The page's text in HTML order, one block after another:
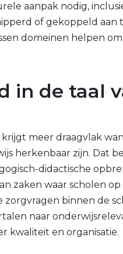
aanpak nodig,
of gekoppeld aan
domeinen helpen
in de taal
meer draagvlak
herkenbaar zijn. Dat
didactische
zaken waar scholen
binnen de
naar
kwaliteit en organisatie.